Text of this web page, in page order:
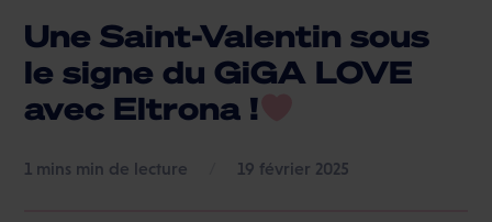
Une Saint-Valentin sous
le signe du GiGA LOVE
avec Eltrona !
min de lecture 19 février 2025